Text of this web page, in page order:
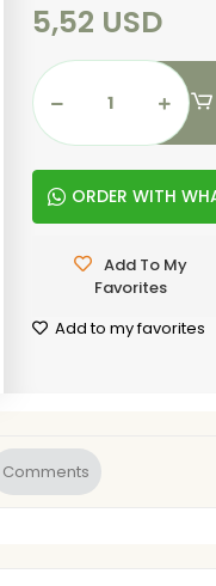
5,52 USD
ORDER WITH
Add To My
Favorites
Add to my favorites
Comments